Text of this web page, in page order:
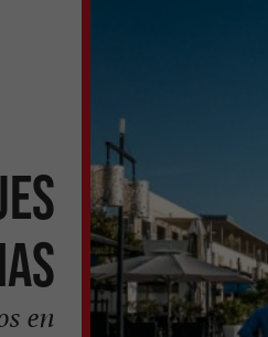
en